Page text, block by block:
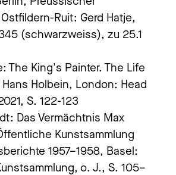
Ruit: Gerd Hatje,
(schwarzweiss), zu 25.1
The King's Painter. The Life
Hans Holbein, London: Head
S. 122-123
Das Vermächtnis Max
Kunstsammlung
1957–1958, Basel:
o. J., S. 105–